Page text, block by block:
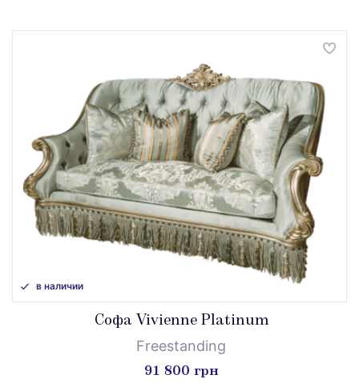
в наличии
Софа Vivienne Platinum
Freestanding
91 800 грн